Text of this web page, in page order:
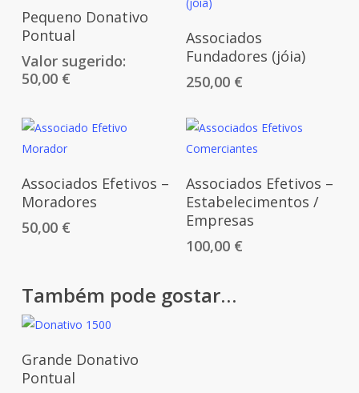
Adicionar
Pequeno Donativo
Pontual
Valor sugerido:
50,00 €
Adicionar
Associados
Fundadores (jóia)
250,00 €
Adicionar
Associados Efetivos –
Moradores
50,00 €
Adicionar
Associados Efetivos –
Estabelecimentos /
Empresas
100,00 €
Também pode gostar…
Adicionar
Grande Donativo
Pontual